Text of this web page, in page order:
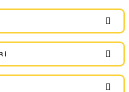
yorumu siz yapın!